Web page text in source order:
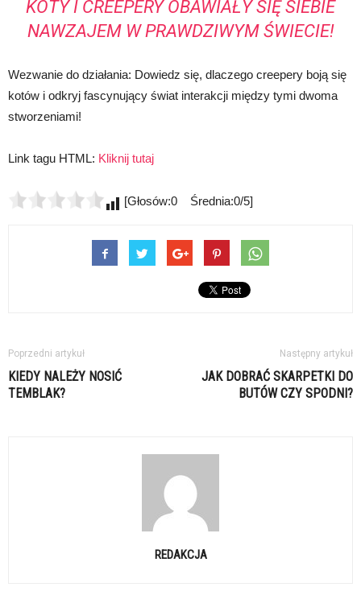
KOTY I CREEPERY OBAWIAŁY SIĘ SIEBIE
NAWZAJEM W PRAWDZIWYM ŚWIECIE!
Wezwanie do działania: Dowiedz się, dlaczego creepery boją się
kotów i odkryj fascynujący świat interakcji między tymi dwoma
stworzeniami!
Link tagu HTML: Kliknij tutaj
[Głosów:0 Średnia:0/5]
Poprzedni artykuł
KIEDY NALEŻY NOSIĆ
TEMBLAK?
Następny artykuł
JAK DOBRAĆ SKARPETKI DO
BUTÓW CZY SPODNI?
REDAKCJA